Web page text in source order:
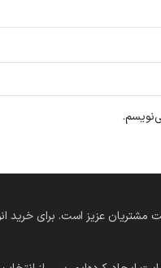
دستساز در خدمت مشتریان عزیز